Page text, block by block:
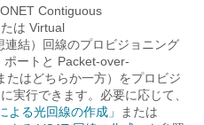
Contiguous
は Virtual
連結）回線のプロビジョニング
ポートと Packet-over-
たはどちらか一方）をプロビジ
実行できます。必要に応じて、
よる光回線の作成」
または